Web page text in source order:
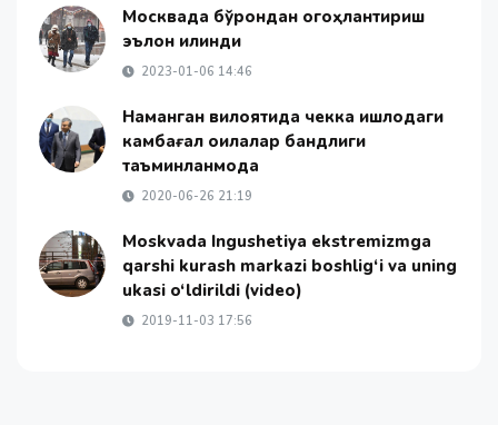
Москвада бўрондан огоҳлантириш
эълон қилинди
2023-01-06 14:46
Наманган вилоятида чекка қишлоқдаги
камбағал оилалар бандлиги
таъминланмоқда
2020-06-26 21:19
Moskvada Ingushetiya ekstremizmga
qarshi kurash markazi boshlig‘i va uning
ukasi o‘ldirildi (video)
2019-11-03 17:56